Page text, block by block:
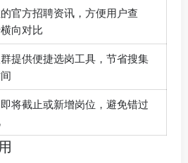
官方招聘资讯，方便用户查
向对比
提供便捷选岗工具，节省搜集
将截止或新增岗位，避免错过